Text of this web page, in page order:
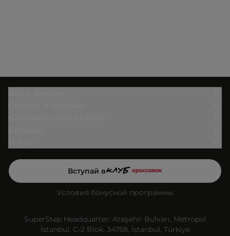
Вступай в
Условия бонусной программы
SuperStep Headquarter: Ataşehir Bulvarı, Metropol
İstanbul, C-2 Blok, 34758, İstanbul, Türkiye